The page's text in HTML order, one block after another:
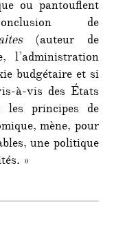
ou pantouflent
de
(auteur de
l’administration
budgétaire et si
à-vis des États
les principes de
mène, pour
une politique
»